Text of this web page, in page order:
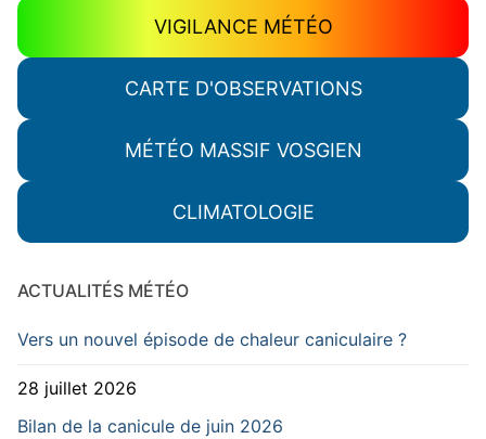
VIGILANCE MÉTÉO
CARTE D'OBSERVATIONS
MÉTÉO MASSIF VOSGIEN
CLIMATOLOGIE
ACTUALITÉS MÉTÉO
Vers un nouvel épisode de chaleur caniculaire ?
28 juillet 2026
Bilan de la canicule de juin 2026